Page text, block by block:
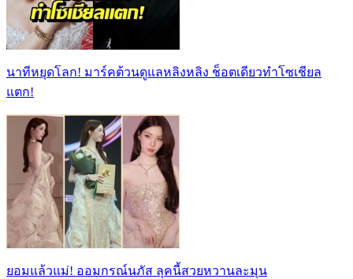
นาทีหยุดโลก! มาร์คต้วนดูแลหลิงหลิง ช็อตเดียวทำโซเชียล
แตก!
ยอมแล้วแม่! ออมกรณ์นภัส ลุคนี้สวยหวานละมุน